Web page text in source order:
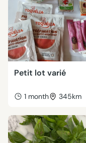
Petit lot varié
1 month 345km